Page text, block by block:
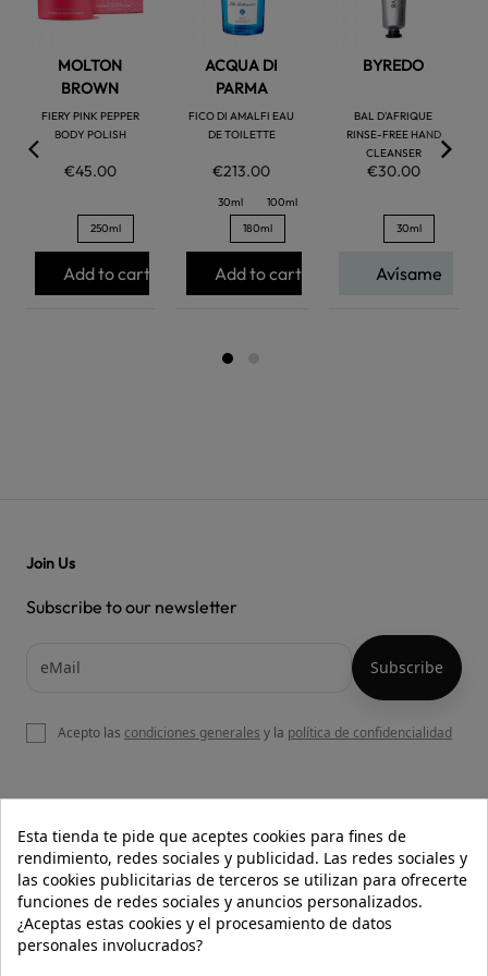
MOLTON
BROWN
FIERY PINK PEPPER
BODY POLISH
€45.00
250ml
Add to cart
ACQUA DI
PARMA
FICO DI AMALFI EAU
DE TOILETTE
€213.00
30ml
100ml
180ml
Add to cart
BYREDO
BAL D'AFRIQUE
RINSE-FREE HAND
CLEANSER
€30.00
30ml
Avísame
OUR WEBSITE
HELP
Join Us
Subscribe to our newsletter
Acepto las condiciones generales y la política de confidencialidad
Esta tienda te pide que aceptes cookies para fines de
rendimiento, redes sociales y publicidad. Las redes sociales y
las cookies publicitarias de terceros se utilizan para ofrecerte
funciones de redes sociales y anuncios personalizados.
¿Aceptas estas cookies y el procesamiento de datos
personales involucrados?